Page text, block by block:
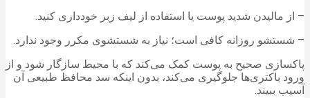
– از مالیدن شدید پوست یا استفاده از لیف زبر خودداری کنید.
– شستشو روزانه کافی است؛ نیاز به شستشوی مکرر وجود ندارد.
پاکسازی صحیح به پوست کمک می‌کند که با محیط سازگار شود و از
ورود باکتری‌ها جلوگیری می‌کند، بدون اینکه سد محافظ طبیعی آن
آسیب ببیند.